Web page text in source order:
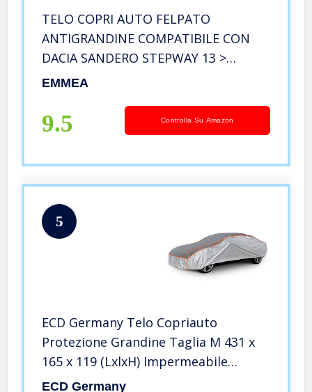
TELO COPRI AUTO FELPATO
ANTIGRANDINE COMPATIBILE CON
DACIA SANDERO STEPWAY 13 >
COPRIAUTO COVER IMPERMEABILE
LAVABILE E ANTIGRAFFIO
EMMEA
9.5 Controlla Su Amazon
5
ECD Germany Telo Copriauto
Protezione Grandine Taglia M 431 x
165 x 119 (LxlxH) Impermeabile
Resistente ai Raggi UV e Agenti
ECD Germany